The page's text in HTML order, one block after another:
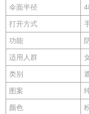
伞面半径
打开方式
功能
适用人群
类别
图案
颜色